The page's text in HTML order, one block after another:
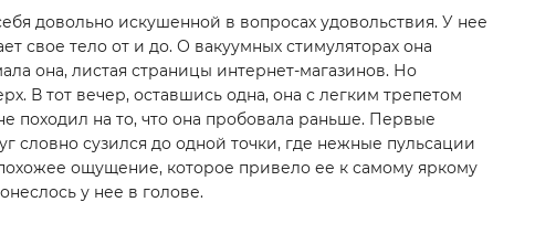
довольно искушенной в вопросах удовольствия. У нее
свое тело от и до. О вакуумных стимуляторах она
она, листая страницы интернет-магазинов. Но
В тот вечер, оставшись одна, она с легким трепетом
походил на то, что она пробовала раньше. Первые
словно сузился до одной точки, где нежные пульсации
ощущение, которое привело ее к самому яркому
у нее в голове.